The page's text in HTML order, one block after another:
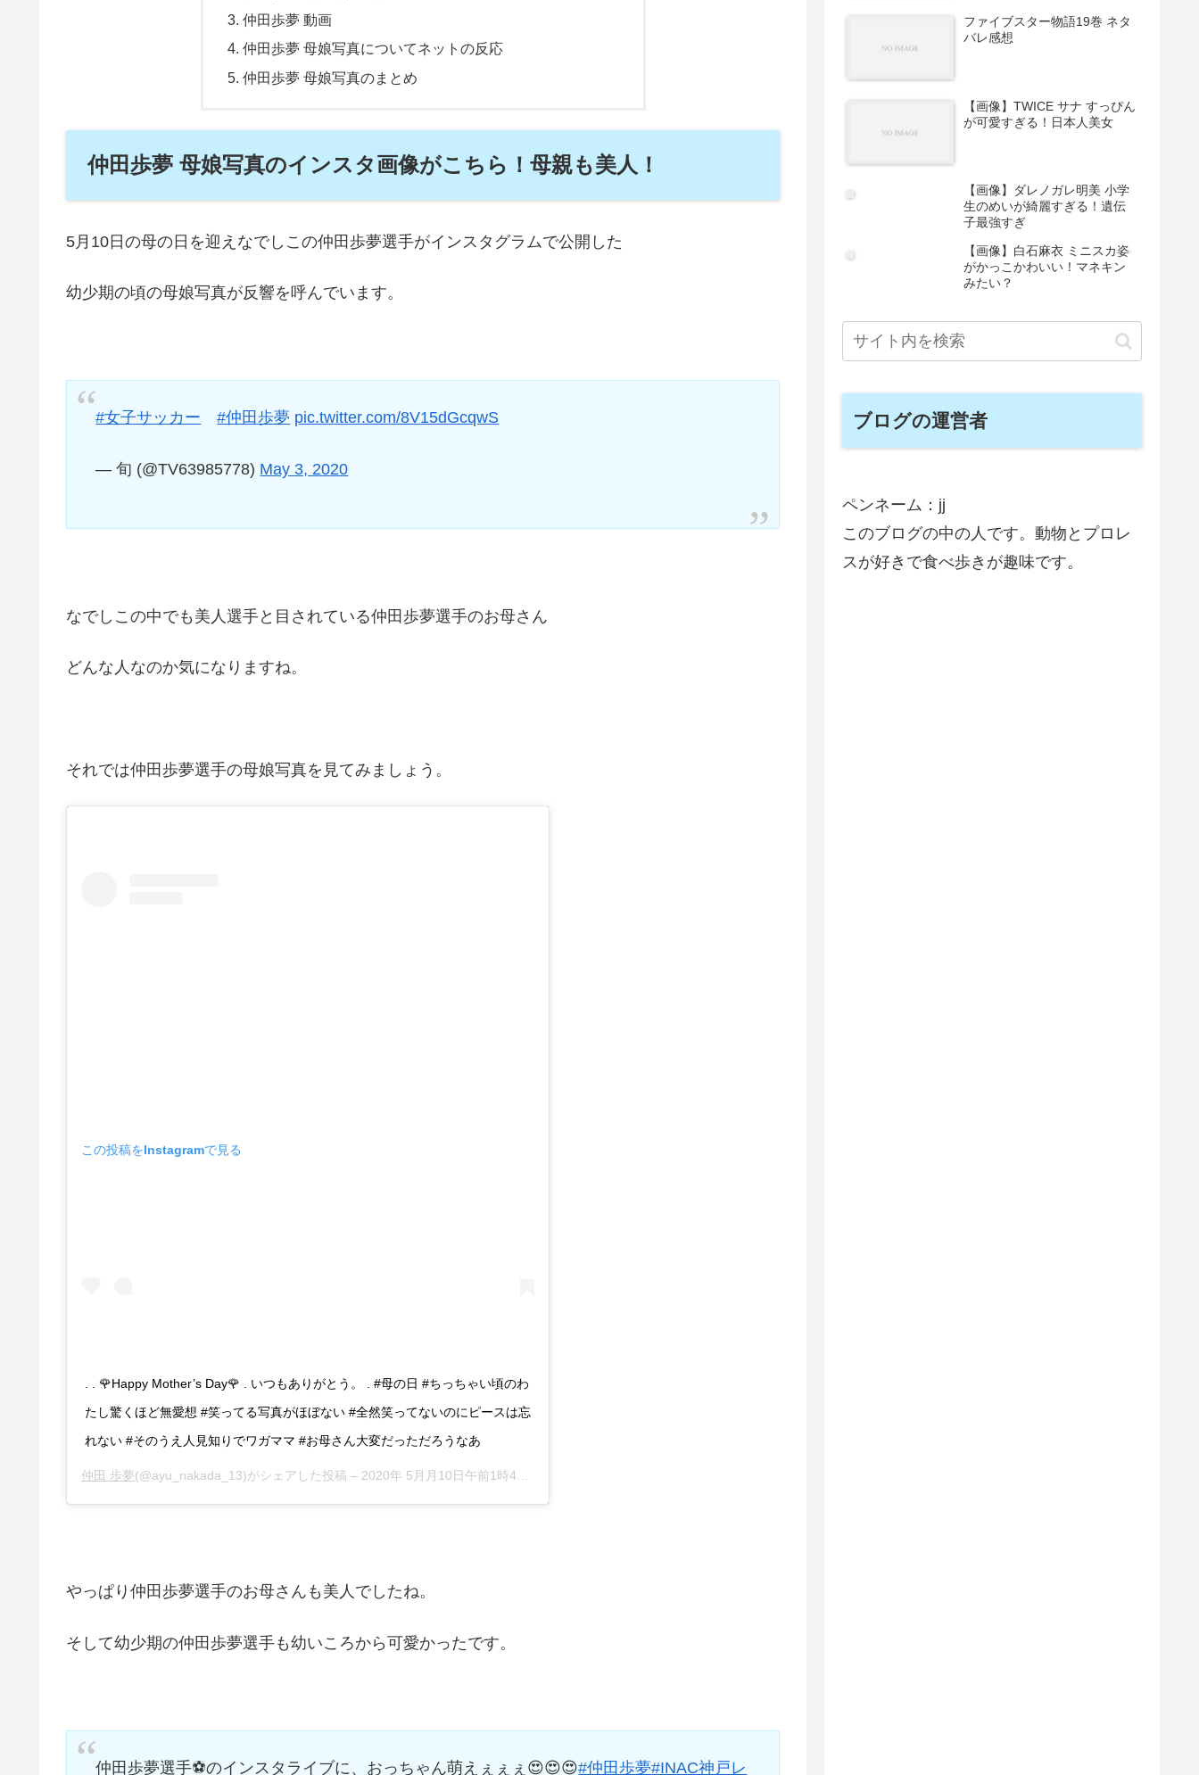
仲田歩夢 動画
仲田歩夢 母娘写真についてネットの反応
仲田歩夢 母娘写真のまとめ
仲田歩夢 母娘写真のインスタ画像がこちら！母親も美人！
5月10日の母の日を迎えなでしこの仲田歩夢選手がインスタグラムで公開した
幼少期の頃の母娘写真が反響を呼んでいます。
#女子サッカー #仲田歩夢 pic.twitter.com/8V15dGcqwS
— 旬 (@TV63985778) May 3, 2020
なでしこの中でも美人選手と目されている仲田歩夢選手のお母さん
どんな人なのか気になりますね。
それでは仲田歩夢選手の母娘写真を見てみましょう。
この投稿をInstagramで見る
. . 🌹Happy Mother’s Day🌹 . いつもありがとう。 . #母の日 #ちっちゃい頃のわ
たし驚くほど無愛想 #笑ってる写真がほぼない #全然笑ってないのにピースは忘
れない #そのうえ人見知りでワガママ #お母さん大変だっただろうなあ
仲田 歩夢(@ayu_nakada_13)がシェアした投稿 – 2020年 5月月10日午前1時40分PDT
やっぱり仲田歩夢選手のお母さんも美人でしたね。
そして幼少期の仲田歩夢選手も幼いころから可愛かったです。
仲田歩夢選手⚽️のインスタライブに、おっちゃん萌えぇぇぇ😍😍😍#仲田歩夢#INAC神戸レ
ファイブスター物語19巻 ネタ
バレ感想
【画像】TWICE サナ すっぴん
が可愛すぎる！日本人美女
【画像】ダレノガレ明美 小学
生のめいが綺麗すぎる！遺伝
子最強すぎ
【画像】白石麻衣 ミニスカ姿
がかっこかわいい！マネキン
みたい？
ブログの運営者
ペンネーム：jj
このブログの中の人です。動物とプロレ
スが好きで食べ歩きが趣味です。